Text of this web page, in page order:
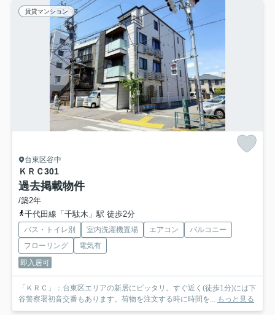
賃貸マンション
台東区谷中
ＫＲＣ301
過去掲載物件
/築2年
千代田線「千駄木」駅 徒歩2分
バス・トイレ別 室内洗濯機置場 エアコン
バルコニー
フローリング
電気有
即入居可
「ＫＲＣ」：台東区エリアの新居にピッタリ。すぐ近く(徒歩1分)には下
谷警察署初音交番もあります。荷物を注文する時に時間を... もっと見る